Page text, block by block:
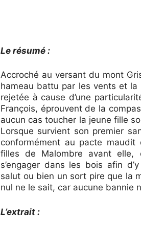
Le résumé :
Accroché au versant du mont
hameau battu par les vents et la
rejetée à cause d’une
François, éprouvent de la
aucun cas toucher la jeune fille
Lorsque survient son premier
conformément au pacte maudit
filles de Malombre avant elle,
s’engager dans les bois afin
salut ou bien un sort pire que la
nul ne le sait, car aucune bannie
L’extrait :